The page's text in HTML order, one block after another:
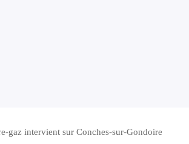
gaz intervient sur Conches-sur-Gondoire